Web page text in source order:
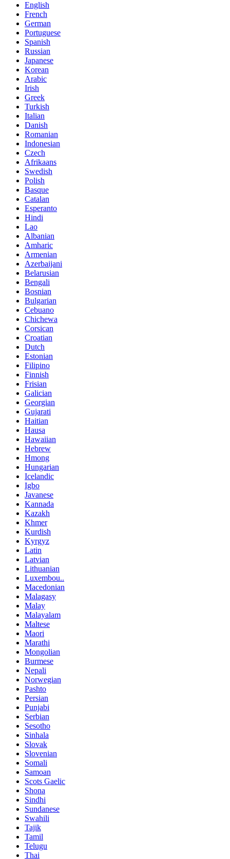
English
French
German
Portuguese
Spanish
Russian
Japanese
Korean
Arabic
Irish
Greek
Turkish
Italian
Danish
Romanian
Indonesian
Czech
Afrikaans
Swedish
Polish
Basque
Catalan
Esperanto
Hindi
Lao
Albanian
Amharic
Armenian
Azerbaijani
Belarusian
Bengali
Bosnian
Bulgarian
Cebuano
Chichewa
Corsican
Croatian
Dutch
Estonian
Filipino
Finnish
Frisian
Galician
Georgian
Gujarati
Haitian
Hausa
Hawaiian
Hebrew
Hmong
Hungarian
Icelandic
Igbo
Javanese
Kannada
Kazakh
Khmer
Kurdish
Kyrgyz
Latin
Latvian
Lithuanian
Luxembou..
Macedonian
Malagasy
Malay
Malayalam
Maltese
Maori
Marathi
Mongolian
Burmese
Nepali
Norwegian
Pashto
Persian
Punjabi
Serbian
Sesotho
Sinhala
Slovak
Slovenian
Somali
Samoan
Scots Gaelic
Shona
Sindhi
Sundanese
Swahili
Tajik
Tamil
Telugu
Thai